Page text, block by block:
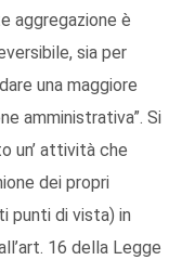
aggregazione è
sia per
una maggiore
amministrativa”. Si
un’ attività che
dei propri
punti di vista) in
16 della Legge